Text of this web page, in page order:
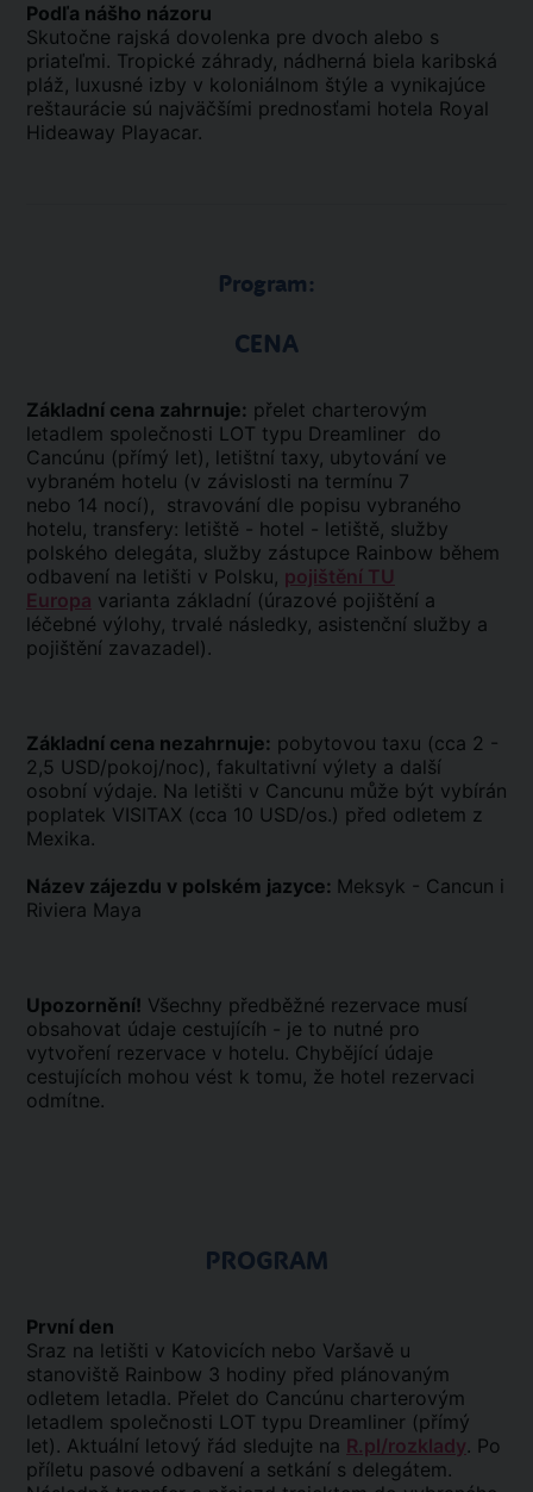
Podľa nášho názoru
Skutočne rajská dovolenka pre dvoch alebo s
priateľmi. Tropické záhrady, nádherná biela karibská
pláž, luxusné izby v koloniálnom štýle a vynikajúce
reštaurácie sú najväčšími prednosťami hotela Royal
Hideaway Playacar.
Program:
CENA
Základní cena zahrnuje: přelet charterovým
letadlem společnosti LOT typu Dreamliner do
Cancúnu (přímý let), letištní taxy, ubytování ve
vybraném hotelu (v závislosti na termínu 7
nebo 14 nocí), stravování dle popisu vybraného
hotelu, transfery: letiště - hotel - letiště, služby
polského delegáta, služby zástupce Rainbow během
odbavení na letišti v Polsku, pojištění TU
Europa varianta základní (úrazové pojištění a
léčebné výlohy, trvalé následky, asistenční služby a
pojištění zavazadel).
Základní cena nezahrnuje: pobytovou taxu (cca 2 -
2,5 USD/pokoj/noc), fakultativní výlety a další
osobní výdaje. Na letišti v Cancunu může být vybírán
poplatek VISITAX (cca 10 USD/os.) před odletem z
Mexika.
Název zájezdu v polském jazyce: Meksyk - Cancun i
Riviera Maya
Upozornění! Všechny předběžné rezervace musí
obsahovat údaje cestujícíh - je to nutné pro
vytvoření rezervace v hotelu. Chybějící údaje
cestujících mohou vést k tomu, že hotel rezervaci
odmítne.
PROGRAM
První den
Sraz na letišti v Katovicích nebo Varšavě u
stanoviště Rainbow 3 hodiny před plánovaným
odletem letadla. Přelet do Cancúnu charterovým
letadlem společnosti LOT typu Dreamliner (přímý
let). Aktuální letový řád sledujte na R.pl/rozklady. Po
příletu pasové odbavení a setkání s delegátem.